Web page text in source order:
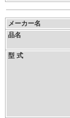
メーカー名
品名
型 式